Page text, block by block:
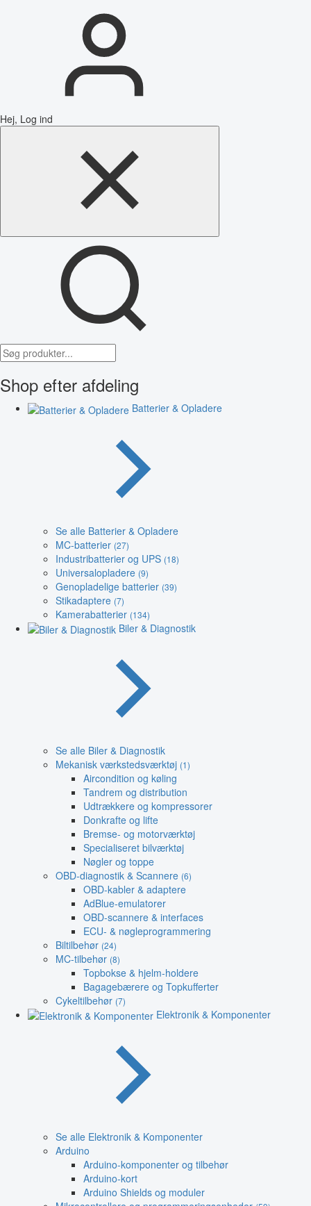
Hej, Log ind
Shop efter afdeling
Batterier & Opladere
Se alle Batterier & Opladere
MC-batterier (27)
Industribatterier og UPS (18)
Universalopladere (9)
Genopladelige batterier (39)
Stikadaptere (7)
Kamerabatterier (134)
Biler & Diagnostik
Se alle Biler & Diagnostik
Mekanisk værkstedsværktøj (1)
Aircondition og køling
Tandrem og distribution
Udtrækkere og kompressorer
Donkrafte og lifte
Bremse- og motorværktøj
Specialiseret bilværktøj
Nøgler og toppe
OBD-diagnostik & Scannere (6)
OBD-kabler & adaptere
AdBlue-emulatorer
OBD-scannere & interfaces
ECU- & nøgleprogrammering
Biltilbehør (24)
MC-tilbehør (8)
Topbokse & hjelm-holdere
Bagagebærere og Topkufferter
Cykeltilbehør (7)
Elektronik & Komponenter
Se alle Elektronik & Komponenter
Arduino
Arduino-komponenter og tilbehør
Arduino-kort
Arduino Shields og moduler